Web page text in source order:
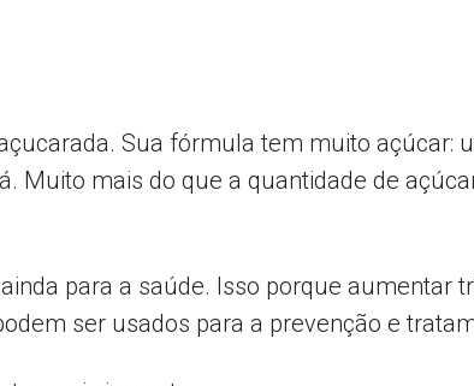
Sua fórmula tem muito açúcar:
Muito mais do que a quantidade de
para a saúde. Isso porque aumentar
ser usados para a prevenção e